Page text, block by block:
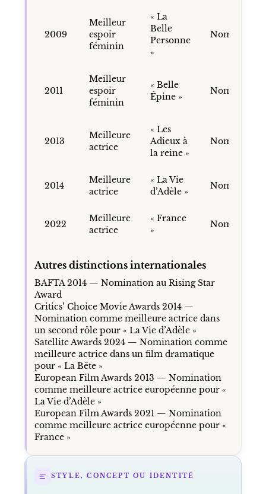
2009
Meilleur
espoir
féminin
« La
Belle
Personne
»
Nomination
2011
Meilleur
espoir
féminin
« Belle
Épine »
Nomination
2013
Meilleure
actrice
« Les
Adieux à
la reine »
Nomination
2014
Meilleure
actrice
« La Vie
d’Adèle »
Nomination
2022
Meilleure
actrice
« France
»
Nomination
Autres distinctions internationales
BAFTA 2014 — Nomination au Rising Star
Award
Critics’ Choice Movie Awards 2014 —
Nomination comme meilleure actrice dans
un second rôle pour « La Vie d’Adèle »
Satellite Awards 2024 — Nomination comme
meilleure actrice dans un film dramatique
pour « La Bête »
European Film Awards 2013 — Nomination
comme meilleure actrice européenne pour «
La Vie d’Adèle »
European Film Awards 2021 — Nomination
comme meilleure actrice européenne pour «
France »
STYLE, CONCEPT OU IDENTITÉ